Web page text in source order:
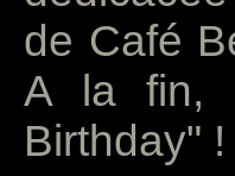
de Café
A la fin,
Birthday" !